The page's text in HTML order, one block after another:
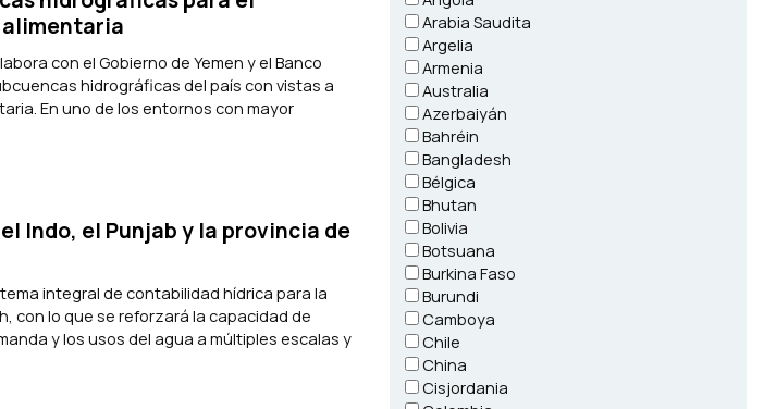
alimentaria
con el Gobierno de Yemen y el Banco
hidrográficas del país con vistas a
En uno de los entornos con mayor
Indo, el Punjab y la provincia de
integral de contabilidad hídrica para la
con lo que se reforzará la capacidad de
y los usos del agua a múltiples escalas y
Arabia Saudita
Argelia
Armenia
Australia
Azerbaiyán
Bahréin
Bangladesh
Bélgica
Bhutan
Bolivia
Botsuana
Burkina Faso
Burundi
Camboya
Chile
China
Cisjordania